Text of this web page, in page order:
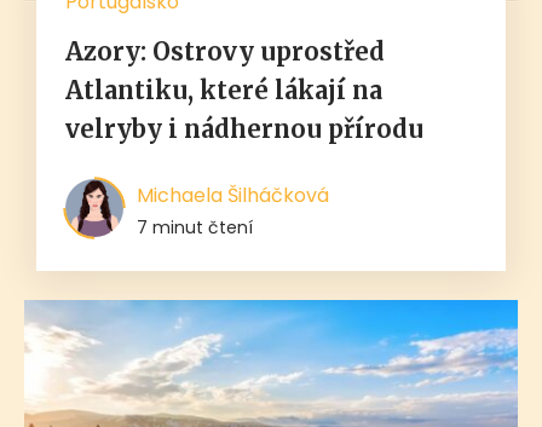
Azory: Ostrovy uprostřed
Atlantiku, které lákají na
velryby i nádhernou přírodu
Michaela Šilháčková
7 minut čtení